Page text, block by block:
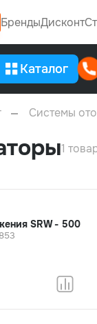
БрендыДисконт
Каталог
Системы
1
SRW - 500